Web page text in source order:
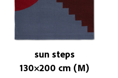
sun steps
130×200 cm (M)